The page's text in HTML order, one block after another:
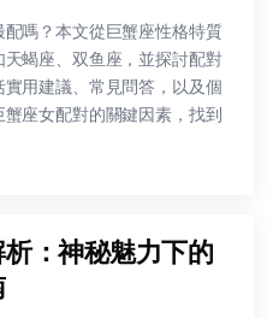
嗎？本文從巨蟹座性格特質
蝎座、双鱼座，並探討配對
用建議、常見問答，以及個
座女配對的關鍵因素，找到
：神秘魅力下的